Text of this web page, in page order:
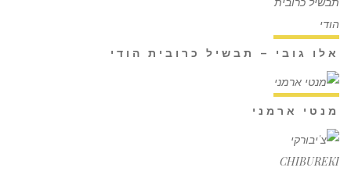
אלו גובי – תבשיל כרובית הודי
מנטי ארמני